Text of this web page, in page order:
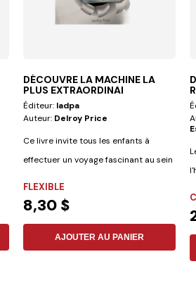
DÉCOUVRE LA MACHINE LA
PLUS EXTRAORDINAI
Éditeur: Iadpa
Auteur: Delroy Price
Ce livre invite tous les enfants à
effectuer un voyage fascinant au sein
FLEXIBLE
8,30 $
AJOUTER AU PANIER